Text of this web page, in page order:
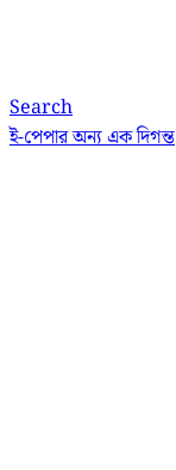
Search
ই-পেপারঅন্য এক দিগন্ত